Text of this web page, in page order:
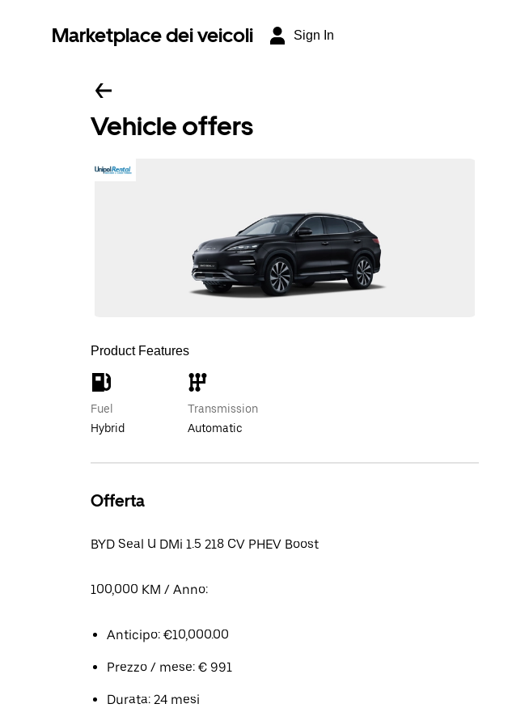
Marketplace dei veicoli Sign In
Vehicle offers
Product Features
Fuel
Hybrid
Transmission
Automatic
Offerta
BYD Seal U DMi 1.5 218 CV PHEV Boost
100,000 KM / Anno:
Anticipo: €10,000.00
Prezzo / mese: € 991
Durata: 24 mesi